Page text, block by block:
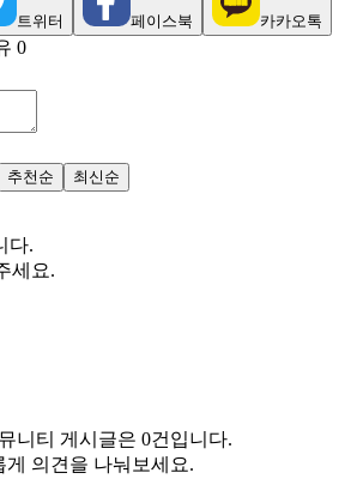
트위터 페이스북 카카오톡
0
추천순 최신순
다.
세요.
니티 게시글은 0건입니다.
의견을 나눠보세요.